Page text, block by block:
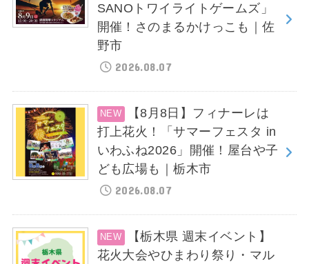
SANOトワイライトゲームズ」
開催！さのまるかけっこも｜佐
野市
2026.08.07
【8月8日】フィナーレは
打上花火！「サマーフェスタ in
いわふね2026」開催！屋台や子
ども広場も｜栃木市
2026.08.07
【栃木県 週末イベント】
花火大会やひまわり祭り・マル